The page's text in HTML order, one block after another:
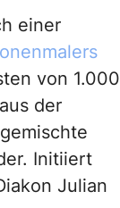
einer
von 1.000
der
Initiiert
Julian